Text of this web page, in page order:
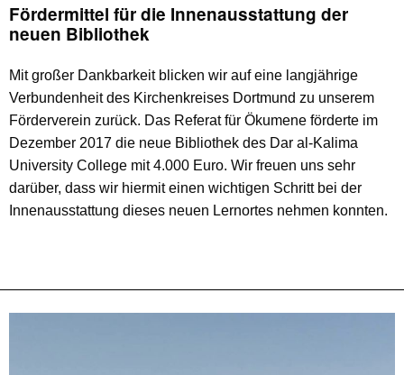
Fördermittel für die Innenausstattung der
neuen Bibliothek
Mit großer Dankbarkeit blicken wir auf eine langjährige
Verbundenheit des Kirchenkreises Dortmund zu unserem
Förderverein zurück. Das Referat für Ökumene förderte im
Dezember 2017 die neue Bibliothek des Dar al-Kalima
University College mit 4.000 Euro. Wir freuen uns sehr
darüber, dass wir hiermit einen wichtigen Schritt bei der
Innenausstattung dieses neuen Lernortes nehmen konnten.